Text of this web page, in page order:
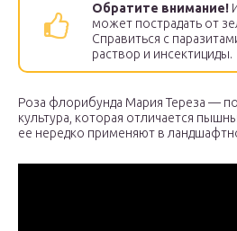
Обратите внимание!
может пострадать от
Справиться с
раствор и инсектициды.
Роза флорибунда Мария Тереза —
культура, которая отличается
ее нередко применяют в